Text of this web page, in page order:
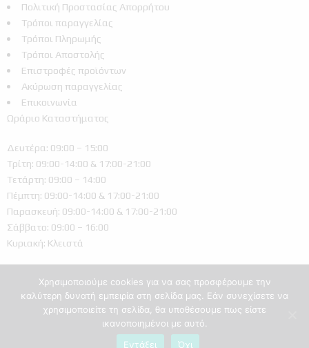
Πολιτική Προστασίας Απορρήτου
Τρόποι παραγγελίας
Τρόποι Πληρωμής
Τρόποι Αποστολής
Επιστροφές προϊόντων
Ακύρωση παραγγελίας
Επικοινωνία
Ωράριο Καταστήματος
Δευτέρα: 09:00 – 15:00
Τρίτη: 09:00-14:00 & 17:00-21:00
Τετάρτη: 09:00 – 14:00
Πέμπτη: 09:00-14:00 & 17:00-21:00
Παρασκευή: 09:00-14:00 & 17:00-21:00
Σάββατο: 09:00 – 16:00
Κυριακή: Κλειστά
Ελληνικά
Χρησιμοποιούμε cookies για να σας προσφέρουμε την
καλύτερη δυνατή εμπειρία στη σελίδα μας. Εάν συνεχίσετε να
χρησιμοποιείτε τη σελίδα, θα υποθέσουμε πως είστε
ικανοποιημένοι με αυτό.
Εντάξει
Όχι